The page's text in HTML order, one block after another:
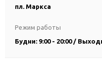
пл. Маркса
Режим работы
Будни: 9:00 - 20:00 /